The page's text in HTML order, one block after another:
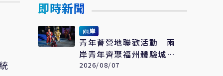
即時新聞
兩岸
青年薈營地聯歡活動 兩
岸青年齊聚福州體驗城市
文化
2026/08/07